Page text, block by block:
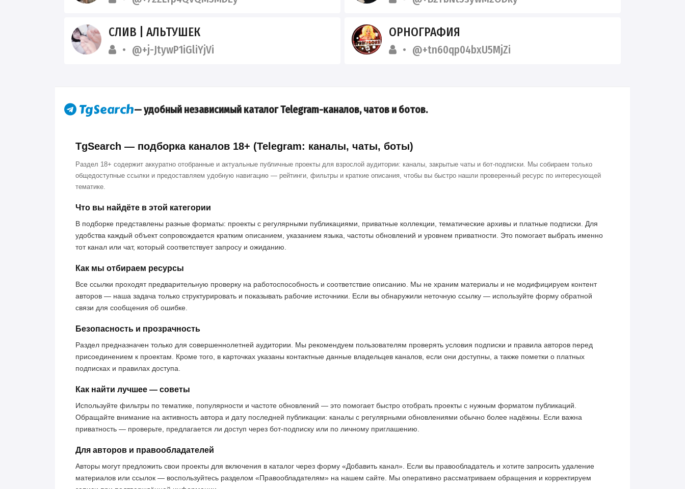
СЛИВ | АЛЬТУШЕК
@+j-JtywP1iGliYjVi
ОРНОГРАФИЯ
@+tn60qp04bxU5MjZi
— удобный независимый каталог Telegram-каналов, чатов и ботов.
TgSearch — подборка каналов 18+ (Telegram: каналы, чаты, боты)
Раздел 18+ содержит аккуратно отобранные и актуальные публичные проекты для взрослой аудитории: каналы, закрытые чаты и бот-подписки. Мы собираем только
общедоступные ссылки и предоставляем удобную навигацию — рейтинги, фильтры и краткие описания, чтобы вы быстро нашли проверенный ресурс по интересующей
тематике.
Что вы найдёте в этой категории
В подборке представлены разные форматы: проекты с регулярными публикациями, приватные коллекции, тематические архивы и платные подписки. Для
удобства каждый объект сопровождается кратким описанием, указанием языка, частоты обновлений и уровнем приватности. Это помогает выбрать именно
тот канал или чат, который соответствует запросу и ожиданию.
Как мы отбираем ресурсы
Все ссылки проходят предварительную проверку на работоспособность и соответствие описанию. Мы не храним материалы и не модифицируем контент
авторов — наша задача только структурировать и показывать рабочие источники. Если вы обнаружили неточную ссылку — используйте форму обратной
связи для сообщения об ошибке.
Безопасность и прозрачность
Раздел предназначен только для совершеннолетней аудитории. Мы рекомендуем пользователям проверять условия подписки и правила авторов перед
присоединением к проектам. Кроме того, в карточках указаны контактные данные владельцев каналов, если они доступны, а также пометки о платных
подписках и правилах доступа.
Как найти лучшее — советы
Используйте фильтры по тематике, популярности и частоте обновлений — это помогает быстро отобрать проекты с нужным форматом публикаций.
Обращайте внимание на активность автора и дату последней публикации: каналы с регулярными обновлениями обычно более надёжны. Если важна
приватность — проверьте, предлагается ли доступ через бот-подписку или по личному приглашению.
Для авторов и правообладателей
Авторы могут предложить свои проекты для включения в каталог через форму «Добавить канал». Если вы правообладатель и хотите запросить удаление
материалов или ссылок — воспользуйтесь разделом «Правообладателям» на нашем сайте. Мы оперативно рассматриваем обращения и корректируем